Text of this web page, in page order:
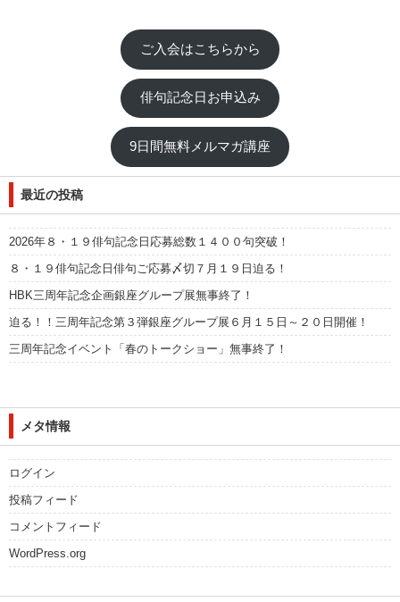
ご入会はこちらから
俳句記念日お申込み
9日間無料メルマガ講座
最近の投稿
2026年８・１９俳句記念日応募総数１４００句突破！
８・１９俳句記念日俳句ご応募〆切７月１９日迫る！
HBK三周年記念企画銀座グループ展無事終了！
迫る！！三周年記念第３弾銀座グループ展６月１５日～２０日開催！
三周年記念イベント「春のトークショー」無事終了！
メタ情報
ログイン
投稿フィード
コメントフィード
WordPress.org